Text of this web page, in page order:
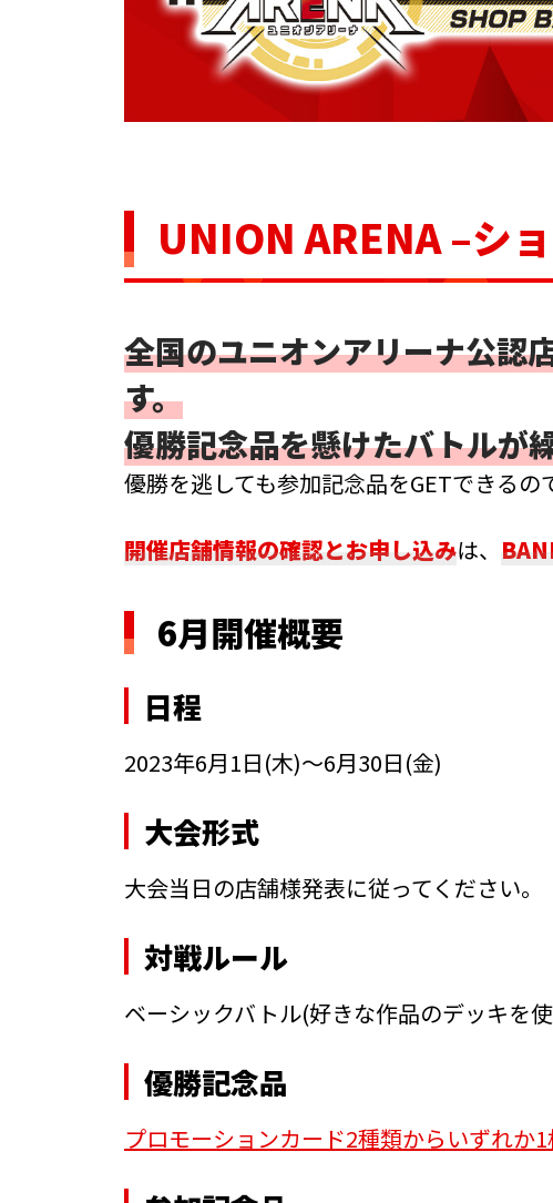
UNION ARENA–シ
全国のユニオンアリーナ公認
す。
優勝記念品を懸けたバトルが
優勝を逃しても参加記念品をGETできるの
開催店舗情報の確認とお申し込みは、
6月開催概要
日程
2023年6月1日(木)～6月30日(金)
大会形式
大会当日の店舗様発表に従ってください。
対戦ルール
ベーシックバトル(好きな作品のデッキを
優勝記念品
プロモーションカード2種類からいずれか